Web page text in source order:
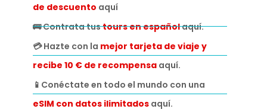
de descuento aquí
🚌 Contrata tustours en españolaquí.
💳 Hazte con la mejor tarjeta de viaje y
recibe 10 € de recompensa aquí.
📱Conéctate en todo el mundo con una
eSIM con datos ilimitados aquí.